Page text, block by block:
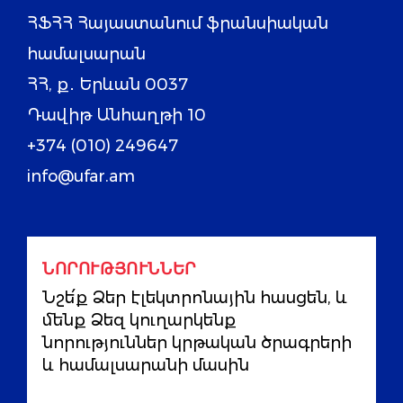
ՀՖՀՀ Հայաստանում ֆրանսիական
համալսարան
ՀՀ, ք․ Երևան 0037
Դավիթ Անհաղթի 10
+374 (010) 249647
info@ufar.am
ՆՈՐՈՒԹՅՈՒՆՆԵՐ
Նշե՛ք Ձեր էլեկտրոնային հասցեն, և
մենք Ձեզ կուղարկենք
նորություններ կրթական ծրագրերի
և համալսարանի մասին